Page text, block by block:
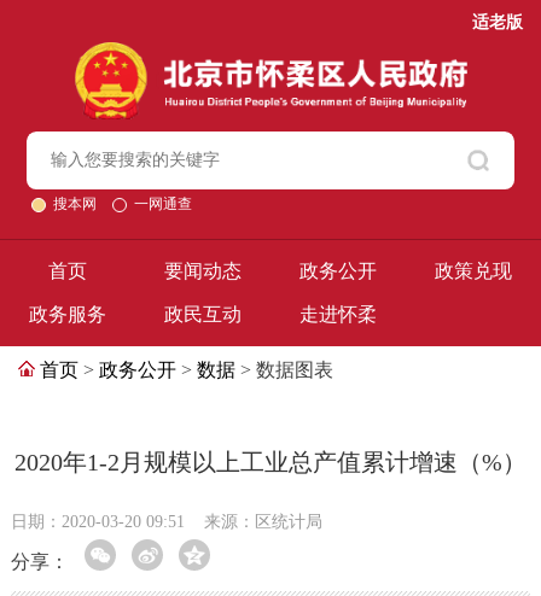
适老版
搜本网 一网通查
首页 要闻动态 政务公开 政策兑现
政务服务 政民互动 走进怀柔
首页 > 政务公开 > 数据 > 数据图表
2020年1-2月规模以上工业总产值累计增速（%）
日期：2020-03-20 09:51 来源：区统计局
分享：